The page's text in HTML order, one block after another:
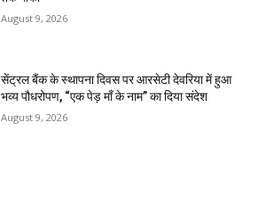
August 9, 2026
सेंट्रल बैंक के स्थापना दिवस पर आरसेटी देवरिया में हुआ
भव्य पौधरोपण, “एक पेड़ माँ के नाम” का दिया संदेश
August 9, 2026